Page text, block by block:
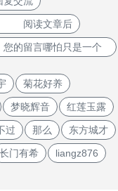
阅读文章后
留言哪怕只是一个
菊花好养
梦晓辉音 红莲玉露
过 那么 东方城才
长门有希 liangz876